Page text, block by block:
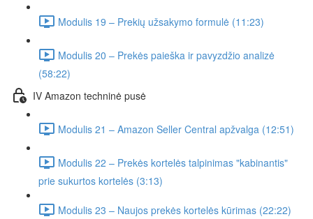
Modulis 19 – Prekių užsakymo formulė (11:23)
Modulis 20 – Prekės paieška ir pavyzdžio analizė
(58:22)
IV Amazon techninė pusė
Modulis 21 – Amazon Seller Central apžvalga (12:51)
Modulis 22 – Prekės kortelės talpinimas "kabinantis"
prie sukurtos kortelės (3:13)
Modulis 23 – Naujos prekės kortelės kūrimas (22:22)